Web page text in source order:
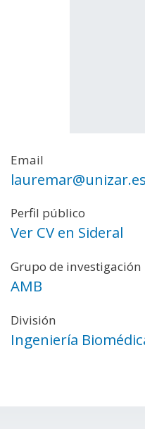
Email
lauremar@unizar.es
Perfil público
Ver CV en Sideral
Grupo de investigación
AMB
División
Ingeniería